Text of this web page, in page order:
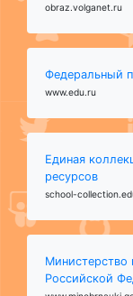
obraz.volganet.ru
Федеральный
www.edu.ru
Единая
ресурсов
school-
Министерство
Российской